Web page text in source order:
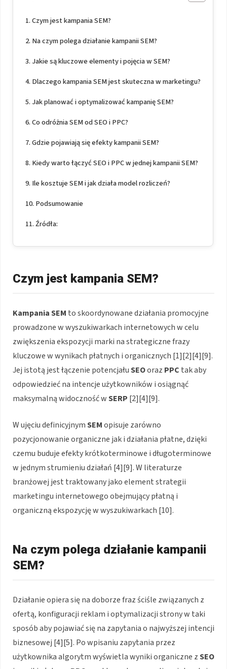
Czym jest kampania SEM?
Na czym polega działanie kampanii SEM?
Jakie są kluczowe elementy i pojęcia w SEM?
Dlaczego kampania SEM jest skuteczna w marketingu?
Jak planować i optymalizować kampanię SEM?
Co odróżnia SEM od SEO i PPC?
Gdzie pojawiają się efekty kampanii SEM?
Kiedy warto łączyć SEO i PPC w jednej kampanii SEM?
Ile kosztuje SEM i jak działa model rozliczeń?
Podsumowanie
Źródła:
Czym jest kampania SEM?
Kampania SEM to skoordynowane działania promocyjne
prowadzone w wyszukiwarkach internetowych w celu
zwiększenia ekspozycji marki na strategiczne frazy
kluczowe w wynikach płatnych i organicznych [1][2][4][9].
Jej istotą jest łączenie potencjałuSEOoraz PPC tak aby
odpowiedzieć na intencje użytkowników i osiągnąć
maksymalną widoczność wSERP [2][4][9].
W ujęciu definicyjnymSEMopisuje zarówno
pozycjonowanie organiczne jak i działania płatne, dzięki
czemu buduje efekty krótkoterminowe i długoterminowe
w jednym strumieniu działań [4][9]. W literaturze
branżowej jest traktowany jako element strategii
marketingu internetowego obejmujący płatną i
organiczną ekspozycję w wyszukiwarkach [10].
Na czym polega działanie kampanii
SEM?
Działanie opiera się na doborze fraz ściśle związanych z
ofertą, konfiguracji reklam i optymalizacji strony w taki
sposób aby pojawiać się na zapytania o najwyższej intencji
biznesowej [4][5]. Po wpisaniu zapytania przez
użytkownika algorytm wyświetla wyniki organiczne zSEO